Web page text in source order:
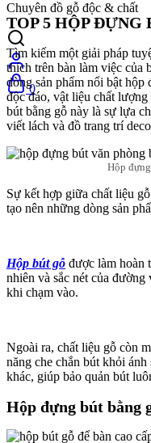
Chuyên đồ gỗ độc & chất
0
TOP 5 HỘP ĐỰNG
Tìm kiếm một giải pháp
thích trên bàn làm việc của
dòng sản phẩm nổi bật
độc đáo, vật liệu chất
bút bằng gỗ này là sự lựa
viết lách và đồ trang trí
Hộp
Sự kết hợp giữa chất liệu
tạo nên những dòng sản
Hộp bút gỗ được làm hoàn
nhiên và sắc nét của
khi chạm vào.
Ngoài ra, chất liệu gỗ còn
năng che chắn bút khỏi
khác, giúp bảo quản bút
Hộp đựng bút bằng